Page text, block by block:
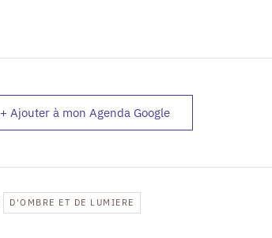
+ Ajouter à mon Agenda Google
D'OMBRE ET DE LUMIERE